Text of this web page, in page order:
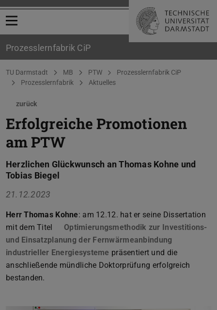
Menü öffnen
Prozesslernfabrik CiP
Sie befinden sich hier:
TU Darmstadt MB PTW
Prozesslernfabrik CiP
Prozesslernfabrik
Aktuelles
zurück
Erfolgreiche Promotionen
am PTW
Herzlichen Glückwunsch an Thomas Kohne und
Tobias Biegel
21.12.2023
Herr Thomas Kohne: am 12.12. hat er seine Dissertation
mit dem Titel
Optimierungsmethodik zur Investitions-
und Einsatzplanung der Fernwärmeanbindung
industrieller Energiesysteme (wird in neuem Tab geöffnet)
präsentiert und die
anschließende mündliche Doktorprüfung erfolgreich
bestanden.